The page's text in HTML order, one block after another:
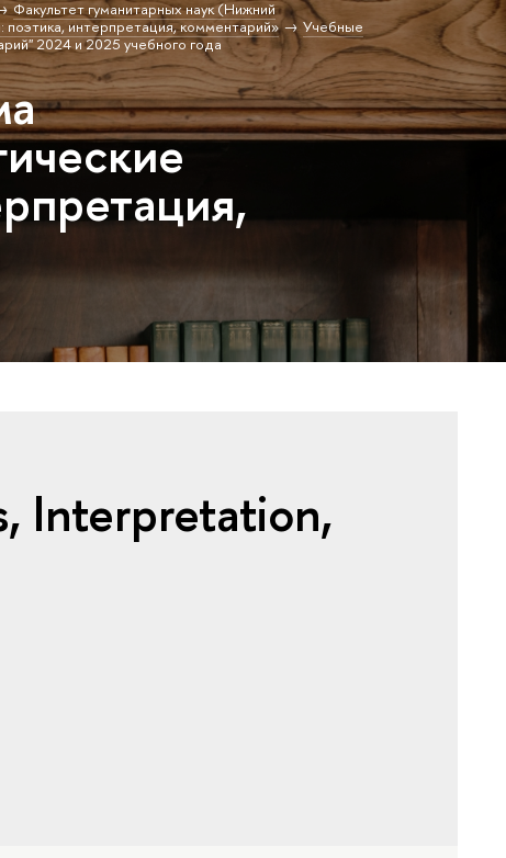
Факультет гуманитарных наук (Нижний
интерпретация, комментарий»
Учебные
2024 и 2025 учебного года
Interpretation,